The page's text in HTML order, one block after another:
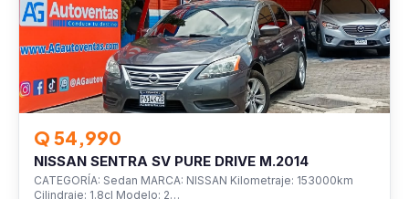
Q 54,990
NISSAN SENTRA SV PURE DRIVE M.2014
CATEGORÍA: Sedan MARCA: NISSAN Kilometraje: 153000km
Cilindraje: 1.8cl Modelo: 2…